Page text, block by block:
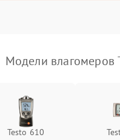
уровня
1000 ₽
Модели влагомеров
Testo 610